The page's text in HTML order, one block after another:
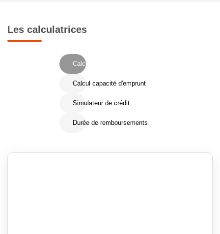
Les calculatrices
Calcul Frais de notaire
Calcul capacité d'emprunt
Simulateur de crédit
Durée de remboursements